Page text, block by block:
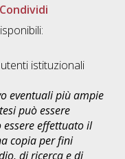
istituzionali
eventuali più ampie
può essere
effettuato il
copia per fini
di ricerca e di